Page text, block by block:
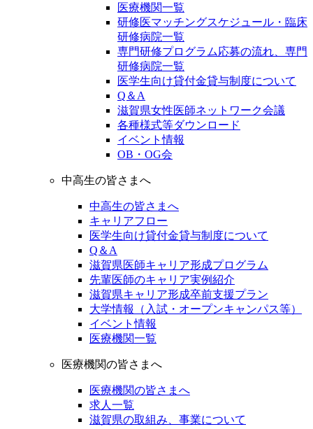
医療機関一覧
研修医マッチングスケジュール・臨床
研修病院一覧
専門研修プログラム応募の流れ、専門
研修病院一覧
医学生向け貸付金貸与制度について
Q＆A
滋賀県女性医師ネットワーク会議
各種様式等ダウンロード
イベント情報
OB・OG会
中高生の皆さまへ
中高生の皆さまへ
キャリアフロー
医学生向け貸付金貸与制度について
Q＆A
滋賀県医師キャリア形成プログラム
先輩医師のキャリア実例紹介
滋賀県キャリア形成卒前支援プラン
大学情報（入試・オープンキャンパス等）
イベント情報
医療機関一覧
医療機関の皆さまへ
医療機関の皆さまへ
求人一覧
滋賀県の取組み、事業について